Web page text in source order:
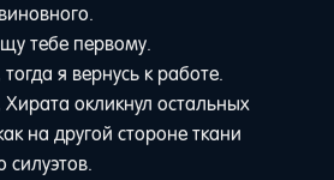
тебе первому.
я вернусь к работе.
окликнул остальных
на другой стороне ткани
силуэтов.